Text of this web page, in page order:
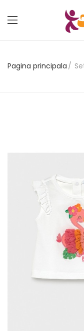
Pagina principala